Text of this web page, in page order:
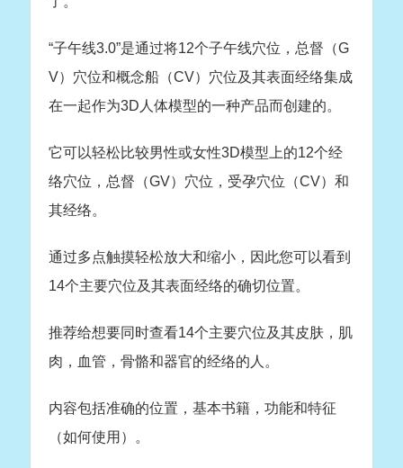
“子午线3.0”是通过将12个子午线穴位，总督（G
V）穴位和概念船（CV）穴位及其表面经络集成
在一起作为3D人体模型的一种产品而创建的。
它可以轻松比较男性或女性3D模型上的12个经
络穴位，总督（GV）穴位，受孕穴位（CV）和
其经络。
通过多点触摸轻松放大和缩小，因此您可以看到
14个主要穴位及其表面经络的确切位置。
推荐给想要同时查看14个主要穴位及其皮肤，肌
肉，血管，骨骼和器官的经络的人。
内容包括准确的位置，基本书籍，功能和特征
（如何使用）。